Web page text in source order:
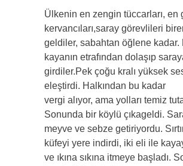
Ülkenin en zengin tüccarları, en
kervancıları,saray görevlileri
geldiler, sabahtan öğlene kadar.
kayanın etrafından dolaşıp
girdiler.Pek çoğu kralı yüksek
eleştirdi. Halkından bu kadar
vergi alıyor, ama yolları temiz
Sonunda bir köylü çıkageldi.
meyve ve sebze getiriyordu.
küfeyi yere indirdi, iki eli ile
ve ıkına sıkına itmeye başladı.